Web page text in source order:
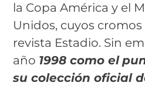
la Copa América y el
Unidos, cuyos
revista Estadio. Sin
año 1998 como el
su colección oficial